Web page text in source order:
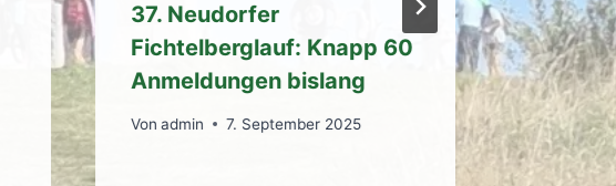
37. Neudorfer
Fichtelberglauf: Knapp 60
Anmeldungen bislang
Von admin 7. September 2025
4.
Von admin